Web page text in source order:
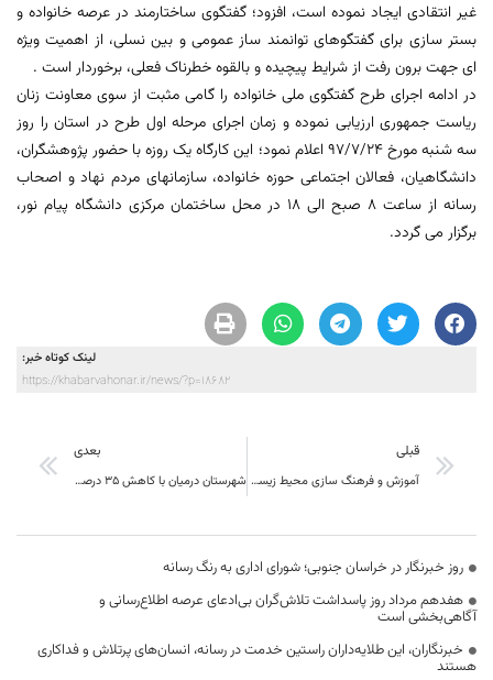
غیر انتقادی ایجاد نموده است، افزود؛ گفتگوی ساختارمند در عرصه خانواده و
بستر سازی برای گفتگوهای توانمند ساز عمومی و بین نسلی، از اهمیت ویژه
ای جهت برون رفت از شرایط پیچیده و بالقوه خطرناک فعلی، برخوردار است .
در ادامه اجرای طرح گفتگوی ملی خانواده را گامی مثبت از سوی معاونت زنان
ریاست جمهوری ارزیابی نموده و زمان اجرای مرحله اول طرح در استان را روز
سه شنبه مورخ ٩٧/٧/٢٤ اعلام نمود؛ این کارگاه یک روزه با حضور پژوهشگران،
دانشگاهیان، فعالان اجتماعی حوزه خانواده، سازمانهای مردم نهاد و اصحاب
رسانه از ساعت 8 صبح الی 18 در محل ساختمان مرکزی دانشگاه پیام نور،
برگزار می گردد.
لینک کوتاه خبر:
https://khabarvahonar.ir/news/?p=18682
قبلی
آموزش و فرهنگ سازی محیط زیستی می تواند در اولویت هزینه کرد یک در هزار فروش سال جاری صنایع قرار گیرد
بعدی
شهرستان درمیان با کاهش 35 درصدی برداشت زرشک امسال روبه رو شد
روز خبرنگار در خراسان جنوبی؛ شورای اداری به رنگ رسانه
هفدهم مرداد روز پاسداشت تلاش‌گران بی‌ادعای عرصه اطلاع‌رسانی و
آگاهی‌بخشی است
خبرنگاران، این طلایه‌داران راستین خدمت در رسانه، انسان‌های پرتلاش و فداکاری
هستند